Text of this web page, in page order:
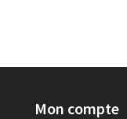
Mon compte